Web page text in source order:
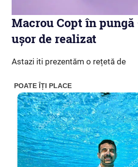
Macrou Copt în
ușor de realizat
Astazi iti prezentăm o rețetă de